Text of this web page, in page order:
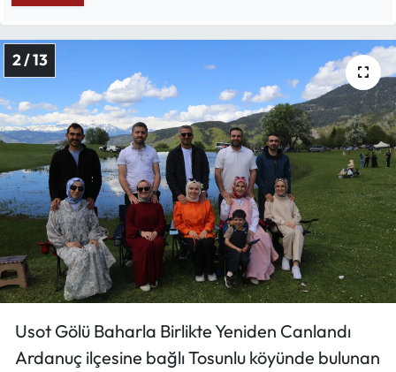
2 / 13
Usot Gölü Baharla Birlikte Yeniden Canlandı
Ardanuç ilçesine bağlı Tosunlu köyünde bulunan